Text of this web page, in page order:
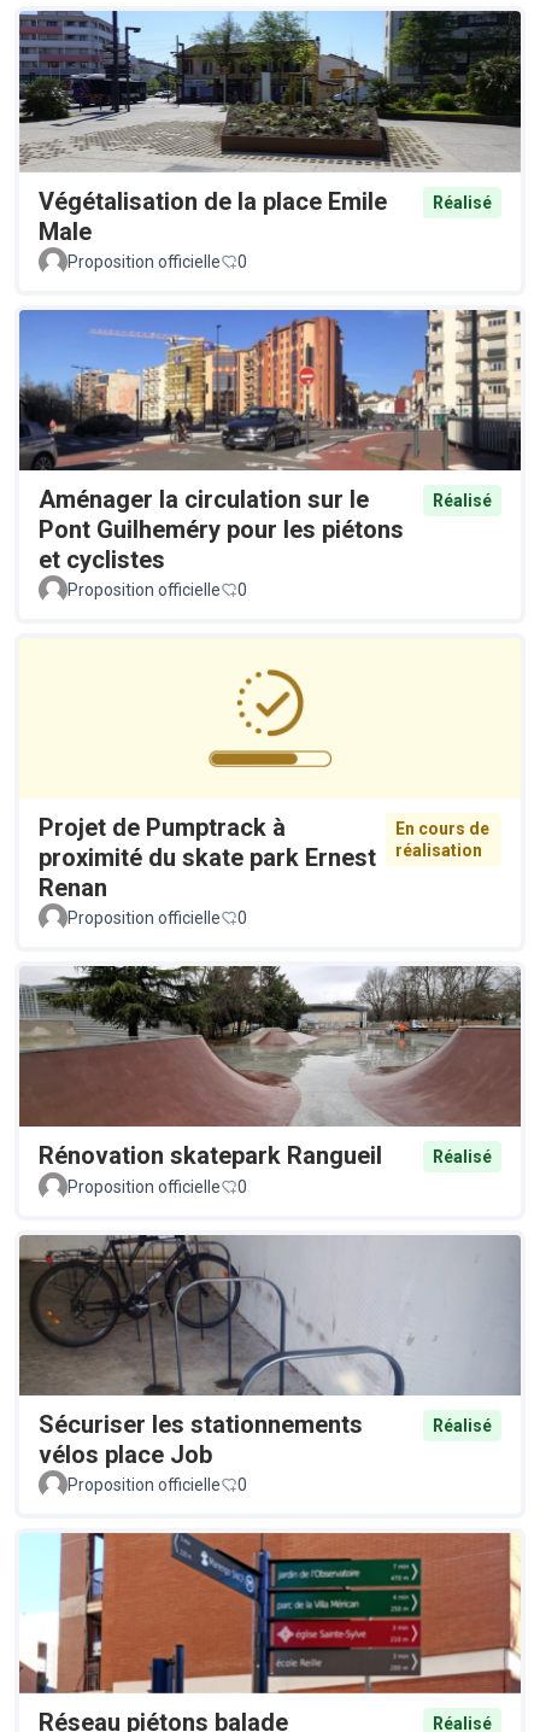
Végétalisation de la place Emile
Male
Réalisé
Proposition officielle 0
Aménager la circulation sur le
Pont Guilheméry pour les piétons
et cyclistes
Réalisé
Proposition officielle 0
Projet de Pumptrack à
proximité du skate park Ernest
Renan
En cours de
réalisation
Proposition officielle 0
Rénovation skatepark Rangueil
Réalisé
Proposition officielle
0
Sécuriser les stationnements
vélos place Job
Réalisé
Proposition officielle 0
Réseau piétons balade
Réalisé